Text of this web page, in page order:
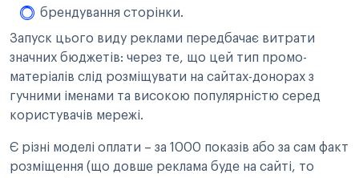
брендування сторінки.
Запуск цього виду реклами передбачає витрати
значних бюджетів: через те, що цей тип промо-
матеріалів слід розміщувати на сайтах-донорах з
гучними іменами та високою популярністю серед
користувачів мережі.
Є різні моделі оплати – за 1000 показів або за сам факт
розміщення (що довше реклама буде на сайті, то